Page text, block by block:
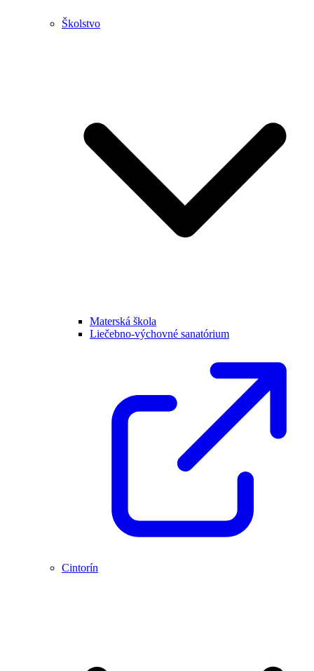
Školstvo
Materská škola
Liečebno-výchovné sanatórium
Cintorín